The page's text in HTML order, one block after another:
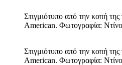
Στιγμιότυπο από την κοπή της
American. Φωτογραφία:
Στιγμιότυπο από την κοπή της
American. Φωτογραφία: